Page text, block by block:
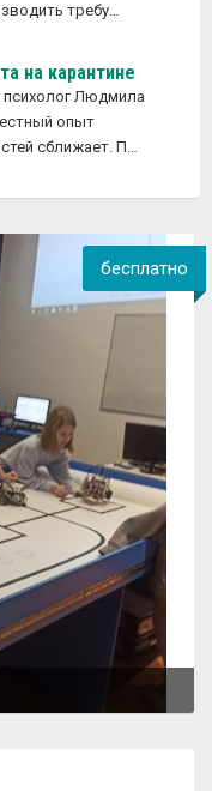
требу…
на карантине
Людмила
опыт
сближает. П…
бесплатно